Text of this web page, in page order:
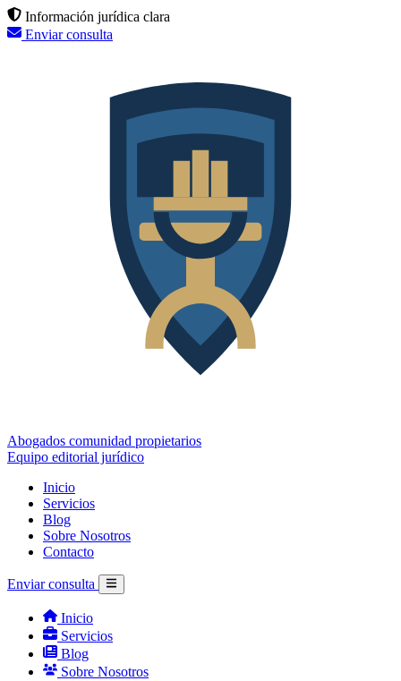
Información jurídica clara
Enviar consulta
Abogados comunidad propietarios
Equipo editorial jurídico
Inicio
Servicios
Blog
Sobre Nosotros
Contacto
Enviar consulta
Inicio
Servicios
Blog
Sobre Nosotros